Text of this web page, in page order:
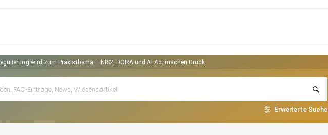
wird zum Praxisthema – NIS2, DORA und AI Act machen Druck
Erweiterte Suche